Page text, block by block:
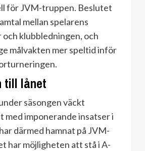
för JVM-truppen. Beslutet
mellan spelarens
klubbledningen, och
målvakten mer speltid inför
till lånet
säsongen väckt
med imponerande insatser i
därmed hamnat på JVM-
har möjligheten att stå i A-